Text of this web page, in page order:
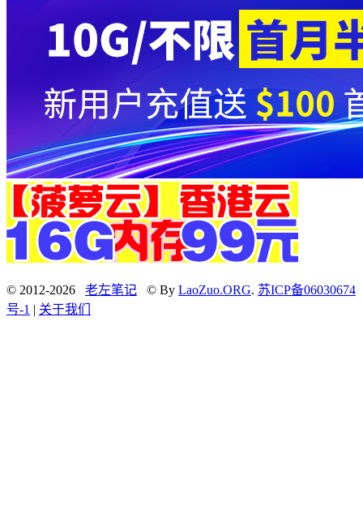
© 2012-2026 老左笔记 © By LaoZuo.ORG. 苏ICP备06030674
号-1 | 关于我们